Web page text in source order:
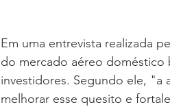
Em uma entrevista realizada
do mercado aéreo doméstico
investidores. Segundo ele, "a
melhorar esse quesito e